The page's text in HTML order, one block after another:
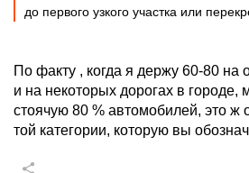
до первого узкого участка или
По факту , когда я держу 60-80 на
и на некоторых дорогах в городе,
стоячую 80 % автомобилей, это ж
той категории, которую вы